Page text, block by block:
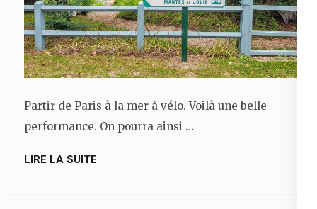
Partir de Paris à la mer à vélo. Voilà une belle
performance. On pourra ainsi …
LIRE LA SUITE